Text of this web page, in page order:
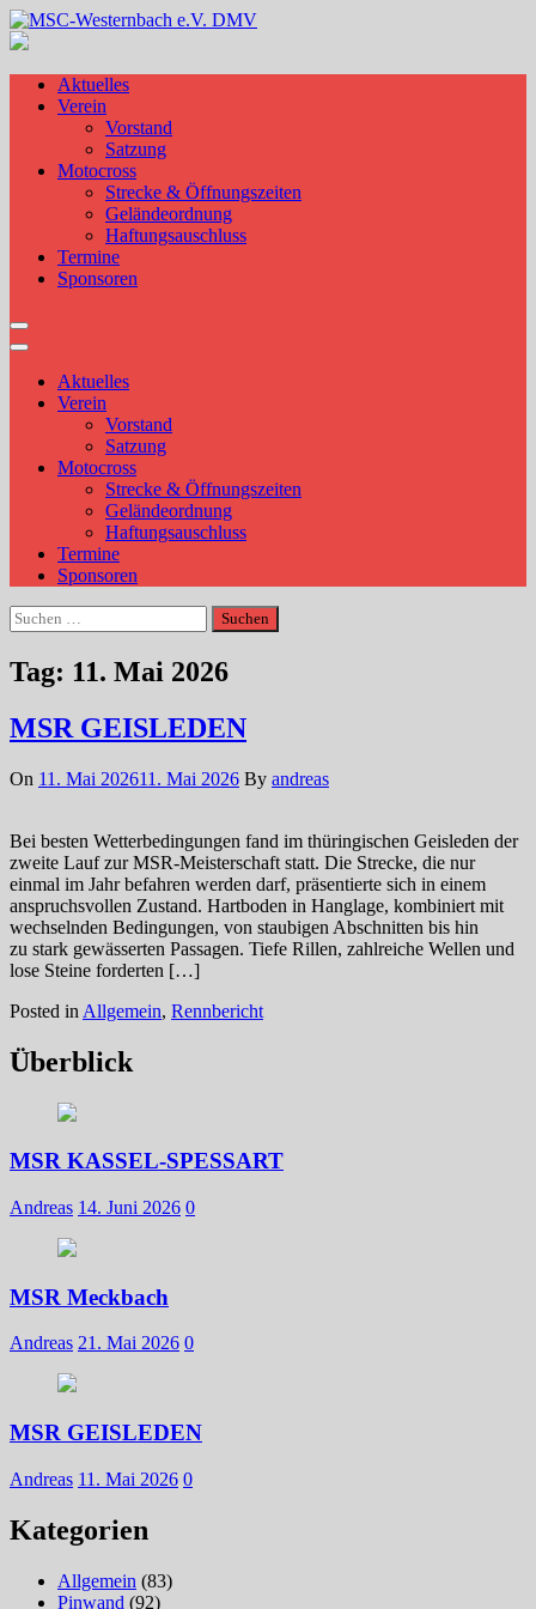
Skip
to
Aktuelles
Verein
Vorstand
Satzung
Motocross
Strecke & Öffnungszeiten
Geländeordnung
Haftungsauschluss
Termine
Sponsoren
Aktuelles
Verein
Vorstand
Satzung
Motocross
Strecke & Öffnungszeiten
Geländeordnung
Haftungsauschluss
Termine
Sponsoren
Suchen
nach:
Tag: 11. Mai 2026
MSR GEISLEDEN
On 11. Mai 202611. Mai 2026 By andreas
Bei besten Wetterbedingungen fand im thüringischen Geisleden der
zweite Lauf zur MSR-Meisterschaft statt. Die Strecke, die nur
einmal im Jahr befahren werden darf, präsentierte sich in einem
anspruchsvollen Zustand. Hartboden in Hanglage, kombiniert mit
wechselnden Bedingungen, von staubigen Abschnitten bis hin
zu stark gewässerten Passagen. Tiefe Rillen, zahlreiche Wellen und
lose Steine forderten […]
Posted in Allgemein, Rennbericht
Überblick
MSR KASSEL-SPESSART
Andreas 14. Juni 2026 0
MSR Meckbach
Andreas 21. Mai 2026 0
MSR GEISLEDEN
Andreas 11. Mai 2026 0
Kategorien
Allgemein (83)
Pinwand (92)